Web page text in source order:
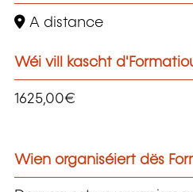
A distance
Wéi vill kascht
1625,00€
Wien organiséiert dës